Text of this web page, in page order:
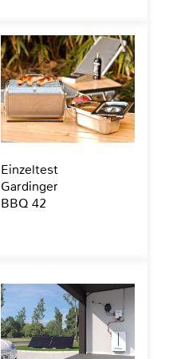
Einzeltest
Gardinger
BBQ 42